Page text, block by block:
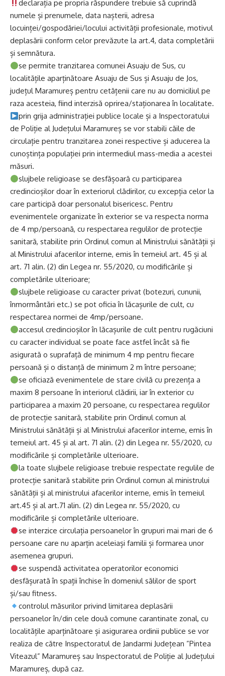
declarația pe propria răspundere trebuie să cuprindă
numele și prenumele, data nașterii, adresa
locuinței/gospodăriei/locului activității profesionale, motivul
deplasării conform celor prevăzute la art.4, data completării
și semnătura.
se permite tranzitarea comunei Asuaju de Sus, cu
localitățile aparținătoare Asuaju de Sus și Asuaju de Jos,
județul Maramureș pentru cetățenii care nu au domiciliul pe
raza acesteia, fiind interzisă oprirea/staționarea în localitate.
prin grija administrației publice locale și a Inspectoratului
de Poliție al Județului Maramureș se vor stabili căile de
circulație pentru tranzitarea zonei respective și aducerea la
cunoștința populației prin intermediul mass-media a acestei
măsuri.
slujbele religioase se desfășoară cu participarea
credincioșilor doar în exteriorul clădirilor, cu excepția celor la
care participă doar personalul bisericesc. Pentru
evenimentele organizate în exterior se va respecta norma
de 4 mp/persoană, cu respectarea regulilor de protecție
sanitară, stabilite prin Ordinul comun al Ministrului sănătății și
al Ministrului afacerilor interne, emis în temeiul art. 45 și al
art. 71 alin. (2) din Legea nr. 55/2020, cu modificările și
completările ulterioare;
slujbele religioase cu caracter privat (botezuri, cununii,
înmormântări etc.) se pot oficia în lăcașurile de cult, cu
respectarea normei de 4mp/persoane.
accesul credincioșilor în lăcașurile de cult pentru rugăciuni
cu caracter individual se poate face astfel încât să fie
asigurată o suprafață de minimum 4 mp pentru fiecare
persoană și o distanță de minimum 2 m între persoane;
se oficiază evenimentele de stare civilă cu prezența a
maxim 8 persoane în interiorul clădirii, iar în exterior cu
participarea a maxim 20 persoane, cu respectarea regulilor
de protecție sanitară, stabilite prin Ordinul comun al
Ministrului sănătății și al Ministrului afacerilor interne, emis în
temeiul art. 45 și al art. 71 alin. (2) din Legea nr. 55/2020, cu
modificările și completările ulterioare.
la toate slujbele religioase trebuie respectate regulile de
protecție sanitară stabilite prin Ordinul comun al ministrului
sănătății și al ministrului afacerilor interne, emis în temeiul
art.45 și al art.71 alin. (2) din Legea nr. 55/2020, cu
modificările și completările ulterioare.
se interzice circulația persoanelor în grupuri mai mari de 6
persoane care nu aparțin aceleiași familii și formarea unor
asemenea grupuri.
se suspendă activitatea operatorilor economici
desfășurată în spații închise în domeniul sălilor de sport
și/sau fitness.
controlul măsurilor privind limitarea deplasării
persoanelor în/din cele două comune carantinate zonal, cu
localitățile aparținătoare și asigurarea ordinii publice se vor
realiza de către Inspectoratul de Jandarmi Județean ”Pintea
Viteazul” Maramureș sau Inspectoratul de Poliție al Județului
Maramureș, după caz.